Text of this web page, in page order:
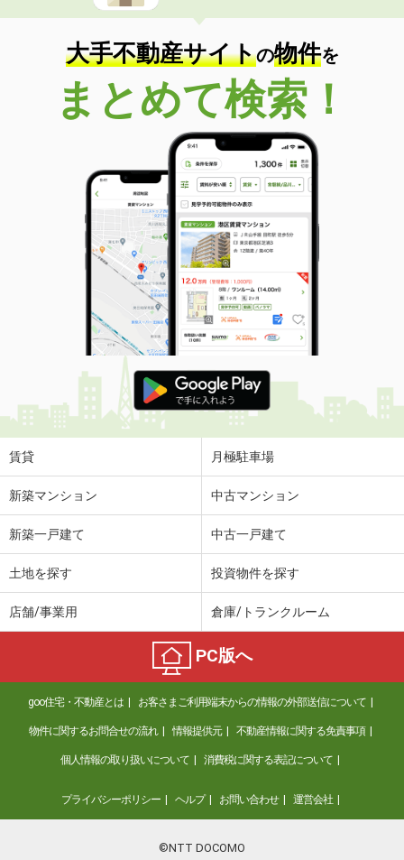
大手不動産サイトの物件を
まとめて検索！
賃貸 月極駐車場
新築マンション 中古マンション
新築一戸建て 中古一戸建て
土地を探す 投資物件を探す
店舗/事業用 倉庫/トランクルーム
PC版へ
goo住宅・不動産とは お客さまご利用端末からの情報の外部送信について
物件に関するお問合せの流れ 情報提供元 不動産情報に関する免責事項
個人情報の取り扱いについて 消費税に関する表記について
プライバシーポリシー ヘルプ お問い合わせ 運営会社
©NTT DOCOMO